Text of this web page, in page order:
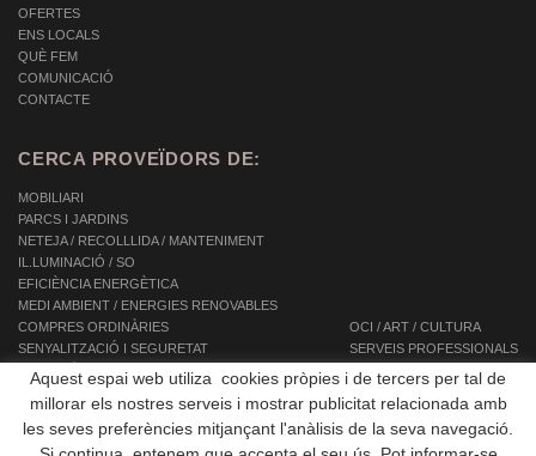
OFERTES
ENS LOCALS
QUÈ FEM
COMUNICACIÓ
CONTACTE
CERCA PROVEÏDORS DE:
MOBILIARI
PARCS I JARDINS
NETEJA / RECOLLLIDA / MANTENIMENT
IL.LUMINACIÓ / SO
EFICIÈNCIA ENERGÈTICA
MEDI AMBIENT / ENERGIES RENOVABLES
COMPRES ORDINÀRIES
SENYALITZACIÓ I SEGURETAT
INFORMÀTICA / TIC / TELECOMUNICACIONS
AUTOMOCIÓ / TRANSPORT / MOBILITAT
EQUIPAMENTS
OBRES PÚBLIQUES / CONSTRUCCIÓ
OCI / ART / CULTURA
SERVEIS PROFESSIONALS
SERVEIS INTEGRALS
SERVEIS A LES PERSONES
Aquest espai web utiliza cookies pròpies i de tercers per tal de
millorar els nostres serveis i mostrar publicitat relacionada amb
les seves preferències mitjançant l'anàlisis de la seva navegació.